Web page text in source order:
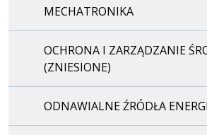
MECHATRONIKA
OCHRONA I ZARZĄDZANIE
(ZNIESIONE)
ODNAWIALNE ŹRÓDŁA